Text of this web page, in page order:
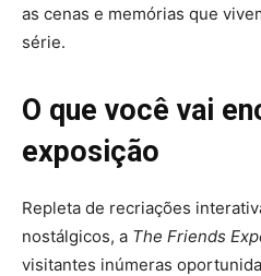
as cenas e memórias que
série.
O que você vai
exposição
Repleta de recriações
nostálgicos, a The Friends
visitantes inúmeras